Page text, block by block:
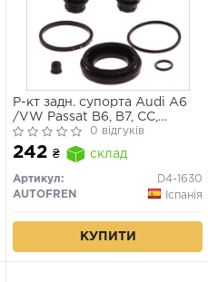
Р-кт задн. супорта Audi A6
/VW Passat B6, B7, CC,
Tiguan (41mm)0 відгуків
242 ₴ склад
Артикул:
D4-1630
AUTOFREN
Іспанія
КУПИТИ